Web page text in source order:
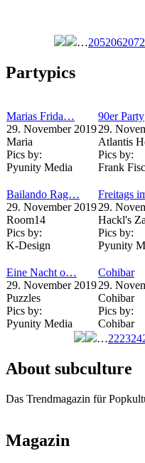
…205206207
Partypics
Marias Frida…
29. November 2019
Maria
Pics by:
Pyunity Media
90er Party
29.
Atlantis
Pics by:
Frank
Bailando Rag…
29. November 2019
Room14
Pics by:
K-Design
Freitags
29.
Hackl's
Pics by:
Pyunity
Eine Nacht o…
29. November 2019
Puzzles
Pics by:
Pyunity Media
Cohibar
29.
Cohibar
Pics by:
Cohibar
…222324
About subculture
Das Trendmagazin für
Magazin